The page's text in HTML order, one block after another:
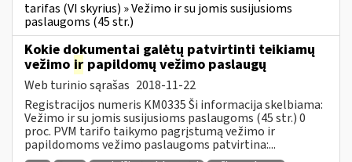
tarifas (VI skyrius) » Vežimo ir su jomis susijusioms
paslaugoms (45 str.)
Kokie dokumentai galėtų patvirtinti teikiamų
vežimo ir papildomų vežimo paslaugų
Web turinio sąrašas 2018-11-22
Registracijos numeris KM0335 Ši informacija skelbiama:
Vežimo ir su jomis susijusioms paslaugoms (45 str.) 0
proc. PVM tarifo taikymo pagrįstumą vežimo ir
papildomoms vežimo paslaugoms patvirtina:...